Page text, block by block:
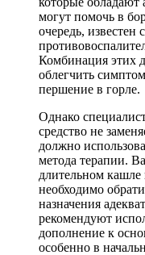
могут помочь в
очередь,
Комбинация этих
облегчить
першение в горле.
Однако
средство не
должно
метода терапии.
длительном кашле
необходимо
назначения
рекомендуют
дополнение к
особенно в